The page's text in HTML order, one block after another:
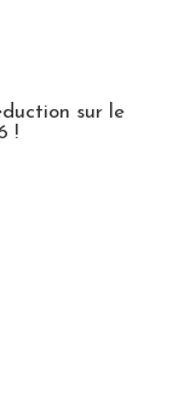
sur le
!